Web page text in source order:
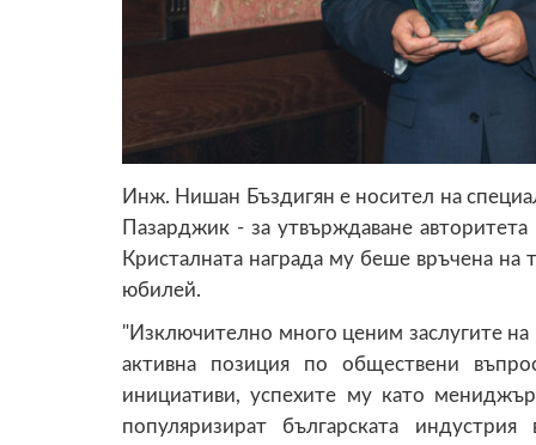
Инж. Нишан Бъздигян е носител на
Пазарджик - за утвърждаване
Кристалната награда му беше връчена
юбилей.
"Изключително много ценим заслугите
активна позиция по обществени
инициативи, успехите му като
популяризират българската